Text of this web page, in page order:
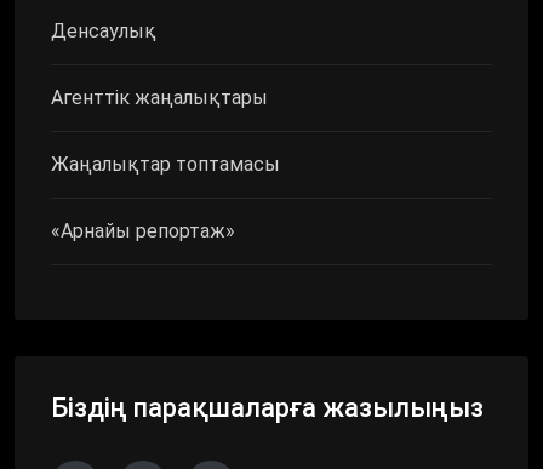
Денсаулық
Агенттік жаңалықтары
Жаңалықтар топтамасы
«Арнайы репортаж»
Біздің парақшаларға жазылыңыз